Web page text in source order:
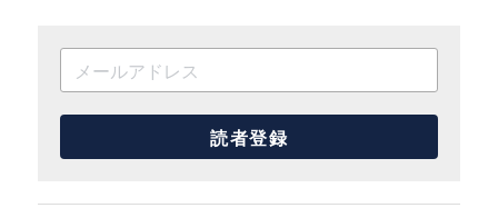
読者登録